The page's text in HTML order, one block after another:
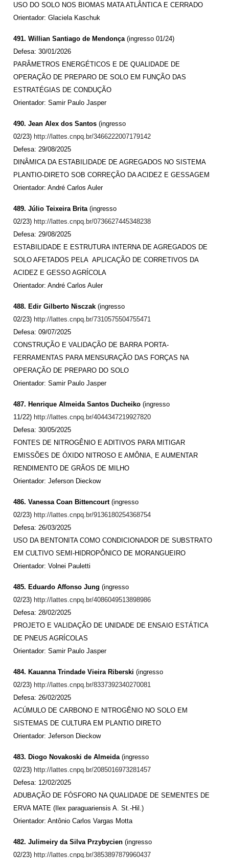
USO DO SOLO NOS BIOMAS MATA ATLÂNTICA E CERRADO
Orientador: Glaciela Kaschuk
491. Willian Santiago de Mendonça (ingresso 01/24)
Defesa: 30/01/2026
PARÂMETROS ENERGÉTICOS E DE QUALIDADE DE
OPERAÇÃO DE PREPARO DE SOLO EM FUNÇÃO DAS
ESTRATÉGIAS DE CONDUÇÃO
Orientador: Samir Paulo Jasper
490. Jean Alex dos Santos (ingresso
02/23) http://lattes.cnpq.br/3466222007179142
Defesa: 29/08/2025
DINÂMICA DA ESTABILIDADE DE AGREGADOS NO SISTEMA
PLANTIO-DIRETO SOB CORREÇÃO DA ACIDEZ E GESSAGEM
Orientador: André Carlos Auler
489. Júlio Teixeira Brita (ingresso
02/23) http://lattes.cnpq.br/0736627445348238
Defesa: 29/08/2025
ESTABILIDADE E ESTRUTURA INTERNA DE AGREGADOS DE
SOLO AFETADOS PELA APLICAÇÃO DE CORRETIVOS DA
ACIDEZ E GESSO AGRÍCOLA
Orientador: André Carlos Auler
488. Edir Gilberto Nisczak (ingresso
02/23) http://lattes.cnpq.br/7310575504755471
Defesa: 09/07/2025
CONSTRUÇÃO E VALIDAÇÃO DE BARRA PORTA-
FERRAMENTAS PARA MENSURAÇÃO DAS FORÇAS NA
OPERAÇÃO DE PREPARO DO SOLO
Orientador: Samir Paulo Jasper
487. Henrique Almeida Santos Ducheiko (ingresso
11/22) http://lattes.cnpq.br/4044347219927820
Defesa: 30/05/2025
FONTES DE NITROGÊNIO E ADITIVOS PARA MITIGAR
EMISSÕES DE ÓXIDO NITROSO E AMÔNIA, E AUMENTAR
RENDIMENTO DE GRÃOS DE MILHO
Orientador: Jeferson Dieckow
486. Vanessa Coan Bittencourt (ingresso
02/23) http://lattes.cnpq.br/9136180254368754
Defesa: 26/03/2025
USO DA BENTONITA COMO CONDICIONADOR DE SUBSTRATO
EM CULTIVO SEMI-HIDROPÔNICO DE MORANGUEIRO
Orientador: Volnei Pauletti
485. Eduardo Affonso Jung (ingresso
02/23) http://lattes.cnpq.br/4086049513898986
Defesa: 28/02/2025
PROJETO E VALIDAÇÃO DE UNIDADE DE ENSAIO ESTÁTICA
DE PNEUS AGRÍCOLAS
Orientador: Samir Paulo Jasper
484. Kauanna Trindade Vieira Riberski (ingresso
02/23) http://lattes.cnpq.br/8337392340270081
Defesa: 26/02/2025
ACÚMULO DE CARBONO E NITROGÊNIO NO SOLO EM
SISTEMAS DE CULTURA EM PLANTIO DIRETO
Orientador: Jeferson Dieckow
483. Diogo Novakoski de Almeida (ingresso
02/23) http://lattes.cnpq.br/2085016973281457
Defesa: 12/02/2025
ADUBAÇÃO DE FÓSFORO NA QUALIDADE DE SEMENTES DE
ERVA MATE (Ilex paraguariensis A. St.-Hil.)
Orientador: Antônio Carlos Vargas Motta
482. Julimeiry da Silva Przybycien (ingresso
02/23) http://lattes.cnpq.br/3853897879960437